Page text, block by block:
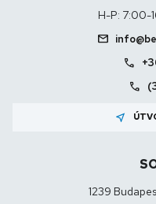
H-P: 7:00-
mail
call
call
near_me
1239